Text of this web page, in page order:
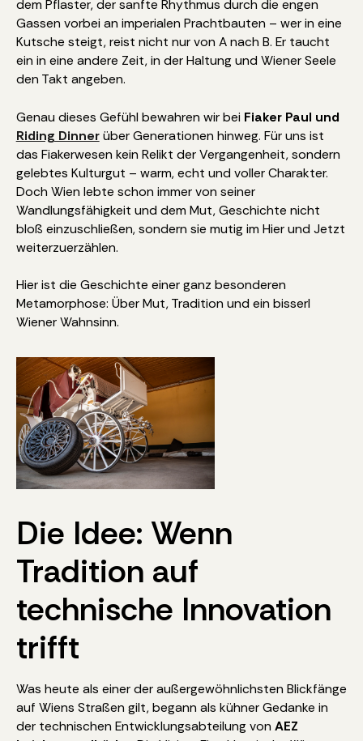
dem Pflaster, der sanfte Rhythmus durch die engen
Gassen vorbei an imperialen Prachtbauten – wer in eine
Kutsche steigt, reist nicht nur von A nach B. Er taucht
ein in eine andere Zeit, in der Haltung und Wiener Seele
den Takt angeben.
Genau dieses Gefühl bewahren wir bei Fiaker Paul und
Riding Dinnerüber Generationen hinweg. Für uns ist
das Fiakerwesen kein Relikt der Vergangenheit, sondern
gelebtes Kulturgut – warm, echt und voller Charakter.
Doch Wien lebte schon immer von seiner
Wandlungsfähigkeit und dem Mut, Geschichte nicht
bloß einzuschließen, sondern sie mutig im Hier und Jetzt
weiterzuerzählen.
Hier ist die Geschichte einer ganz besonderen
Metamorphose: Über Mut, Tradition und ein bisserl
Wiener Wahnsinn.
Die Idee: Wenn
Tradition auf
technische Innovation
trifft
Was heute als einer der außergewöhnlichsten Blickfänge
auf Wiens Straßen gilt, begann als kühner Gedanke in
der technischen Entwicklungsabteilung von AEZ